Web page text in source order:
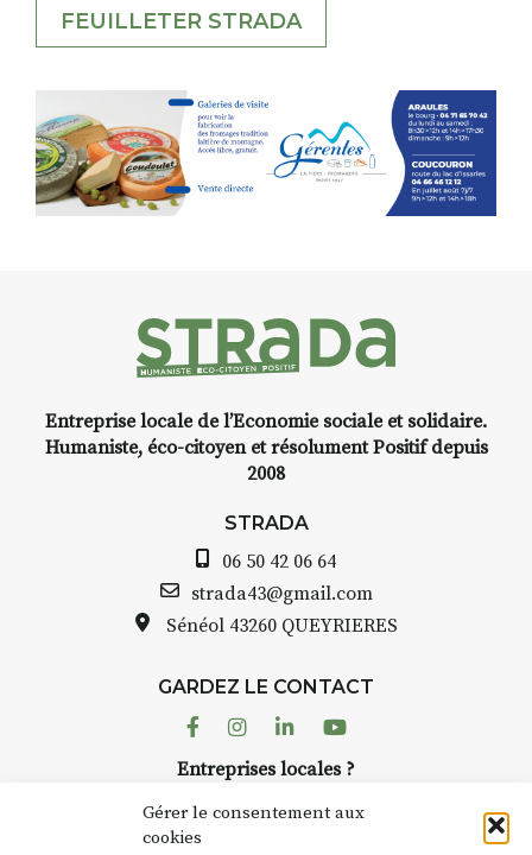
Gérer le consentement aux
cookies
FEUILLETER STRADA
Entreprise locale de l’Economie sociale et solidaire.
Humaniste, éco-citoyen et résolument Positif depuis
2008
STRADA
06 50 42 06 64
strada43@gmail.com
Sénéol 43260 QUEYRIERES
GARDEZ LE CONTACT
FacebookInstagram
LinkedinYoutube
Entreprises locales ?